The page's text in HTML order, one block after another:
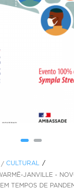
/ CULTURAL
JANVILLE -
TEMPOS DE